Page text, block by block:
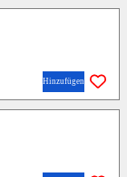
Hinzufügen